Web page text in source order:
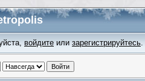
войдите или зарегистрируйтесь.